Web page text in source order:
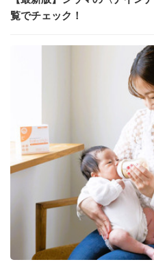
覧でチェック！